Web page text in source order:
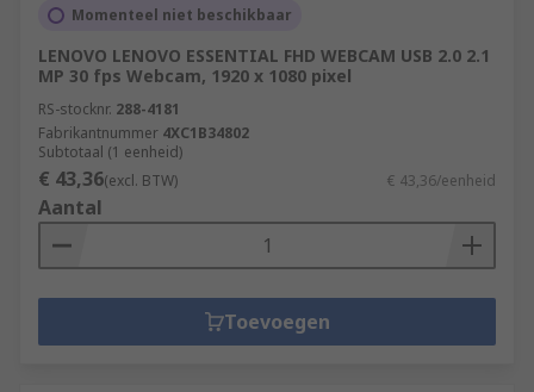
Momenteel niet beschikbaar
LENOVO LENOVO ESSENTIAL FHD WEBCAM USB 2.0 2.1
MP 30 fps Webcam, 1920 x 1080 pixel
RS-stocknr. 288-4181
Fabrikantnummer 4XC1B34802
Subtotaal (1 eenheid)
€ 43,36(excl. BTW) € 43,36/eenheid
Aantal
Toevoegen